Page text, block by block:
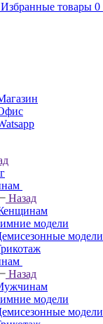
Избранные товары 0
Назад
модели
модели
Назад
модели
модели